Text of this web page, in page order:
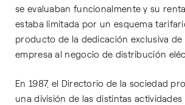
se evaluaban funcionalmente y su
estaba limitada por un esquema
producto de la dedicación exclusiva de
empresa al negocio de distribución
En 1987, el Directorio de la sociedad
una división de las distintas actividades